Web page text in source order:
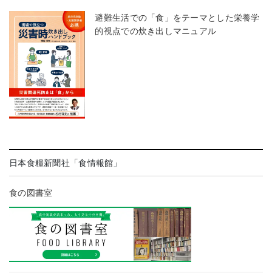
避難生活での「食」をテーマとした栄養学
的視点での炊き出しマニュアル
日本食糧新聞社「食情報館」
食の図書室